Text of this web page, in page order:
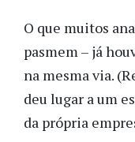
O que muitos
pasmem – já
na mesma via.
deu lugar a um
da própria